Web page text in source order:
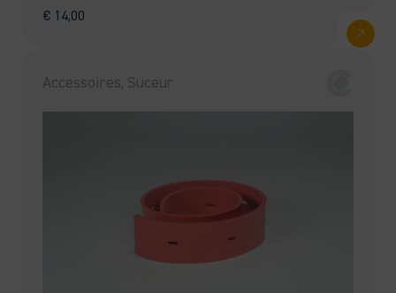
€ 14,00
Accessoires, Suceur